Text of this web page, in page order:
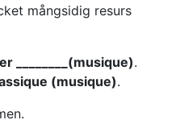
mångsidig resurs
________(musique).
(musique).